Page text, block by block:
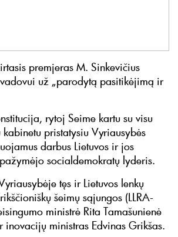
premjeras M. Sinkevičius
už „parodytą pasitikėjimą ir
rytoj Seime kartu su visu
pristatysiu Vyriausybės
darbus Lietuvos ir jos
socialdemokratų lyderis.
tęs ir Lietuvos lenkų
šeimų sąjungos (LLRA-
ministrė Rita Tamašunienė
inovacijų ministras Edvinas Grikšas.